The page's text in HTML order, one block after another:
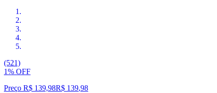
(521)
1% OFF
Preço R$ 139,98R$ 139,98